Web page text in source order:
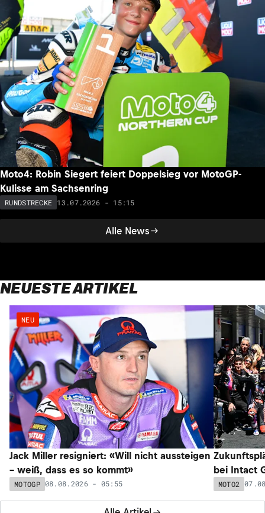
Alle News
Moto4: Robin Siegert feiert Doppelsieg vor MotoGP-
Kulisse am Sachsenring
RUNDSTRECKE 13.07.2026 - 15:15
NEUESTE ARTIKEL
NEU
Jack Miller resigniert: «Will nicht aussteigen
– weiß, dass es so kommt»
MOTOGP 08.08.2026 - 05:55
bei Intact
MOTO2